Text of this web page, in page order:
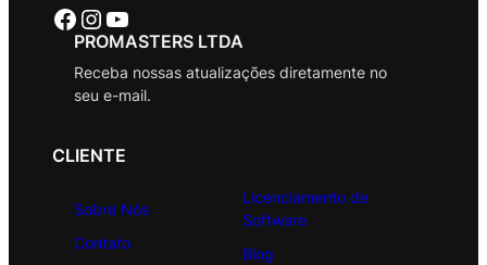
Facebook Instagram Youtube
PROMASTERS LTDA
Receba nossas atualizações diretamente no
seu e-mail.
CLIENTE
Sobre Nós
Contato
Licenciamento de
Software
Blog